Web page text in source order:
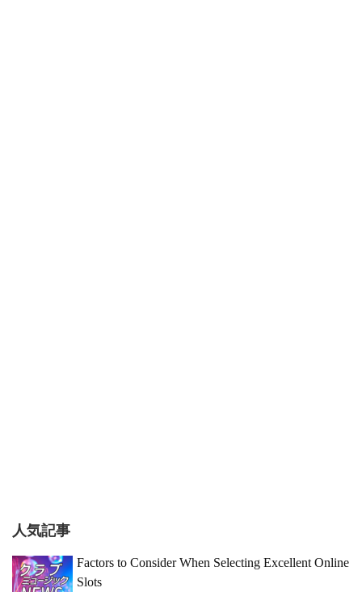
人気記事
Factors to Consider When Selecting Excellent Online
Slots